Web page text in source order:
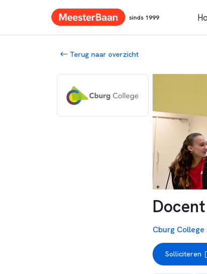
sinds 1999
Terug naar overzicht
Cburg College
Solliciteren